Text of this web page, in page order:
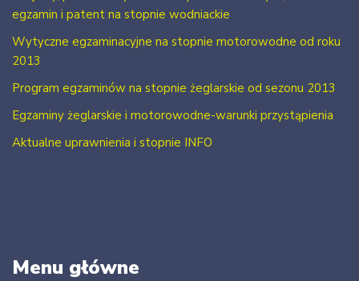
egzamin i patent na stopnie wodniackie
Wytyczne egzaminacyjne na stopnie motorowodne od roku
2013
Program egzaminów na stopnie żeglarskie od sezonu 2013
Egzaminy żeglarskie i motorowodne-warunki przystąpienia
Aktualne uprawnienia i stopnie INFO
Menu główne